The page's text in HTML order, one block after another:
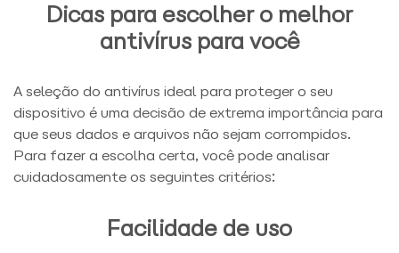
Dicas para escolher o melhor
antivírus para você
A seleção do antivírus ideal para proteger o seu
dispositivo é uma decisão de extrema importância para
que seus dados e arquivos não sejam corrompidos.
Para fazer a escolha certa, você pode analisar
cuidadosamente os seguintes critérios:
Facilidade de uso